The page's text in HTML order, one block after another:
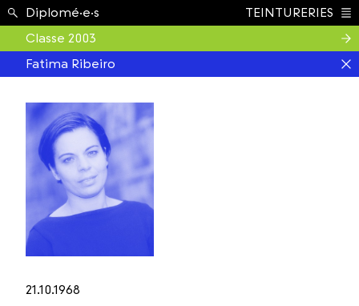
Étudiant.e.s ›
Diplomé·e·s
TEINTURERIES
Classe 2003
Fatima Ribeiro
21.10.1968